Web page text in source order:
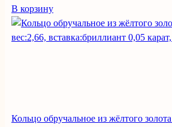
В корзину
Кольцо обручальное из жёлтого